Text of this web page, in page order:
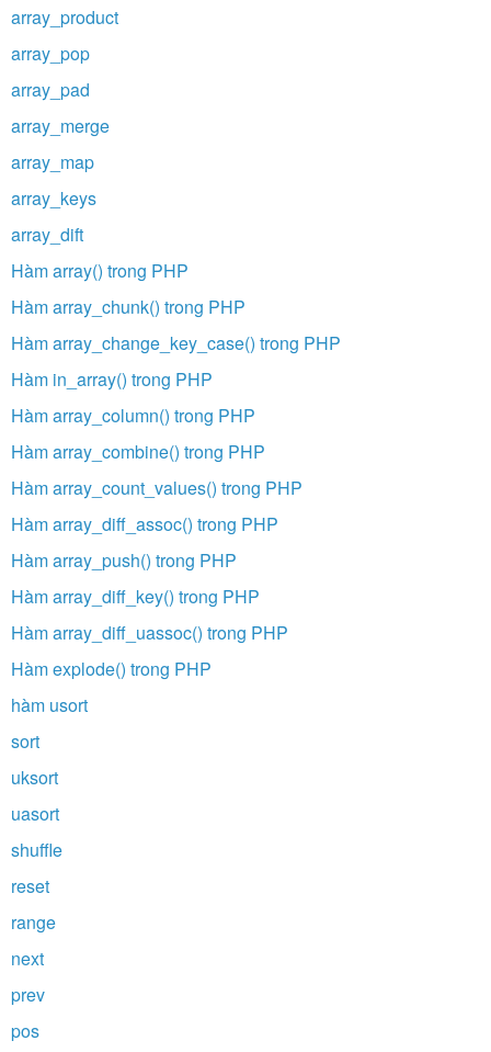
array_product
array_pop
array_pad
array_merge
array_map
array_keys
array_dift
Hàm array() trong PHP
Hàm array_chunk() trong PHP
Hàm array_change_key_case() trong PHP
Hàm in_array() trong PHP
Hàm array_column() trong PHP
Hàm array_combine() trong PHP
Hàm array_count_values() trong PHP
Hàm array_diff_assoc() trong PHP
Hàm array_push() trong PHP
Hàm array_diff_key() trong PHP
Hàm array_diff_uassoc() trong PHP
Hàm explode() trong PHP
hàm usort
sort
uksort
uasort
shuffle
reset
range
next
prev
pos